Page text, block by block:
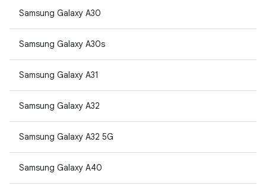
Samsung Galaxy A30
Samsung Galaxy A30s
Samsung Galaxy A31
Samsung Galaxy A32
Samsung Galaxy A32 5G
Samsung Galaxy A40